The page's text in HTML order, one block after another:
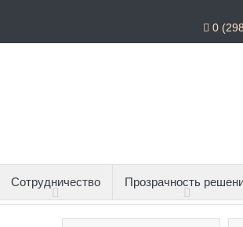
0
Сотрудничество Прозрачность